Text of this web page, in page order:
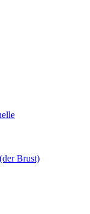
Brust)